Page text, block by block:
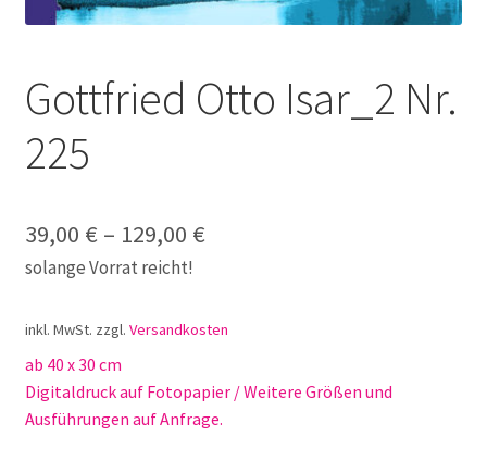
Mein Konto
Warenkorb
Gottfried Otto Isar_2 Nr.
225
39,00 € – 129,00 €
solange Vorrat reicht!
inkl. MwSt. zzgl. Versandkosten
ab 40 x 30 cm
Digitaldruck auf Fotopapier / Weitere Größen und
Ausführungen auf Anfrage.